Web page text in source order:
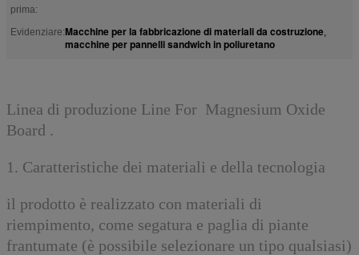
prima:
Evidenziare:Macchine per la fabbricazione di materiali da costruzione,
macchine per pannelli sandwich in poliuretano
Linea di produzione Line For Magnesium Oxide
Board .
1. Caratteristiche dei materiali e della tecnologia
il prodotto è realizzato con materiali di
riempimento, come segatura e paglia di piante
frantumate (è possibile selezionare un tipo qualsiasi)